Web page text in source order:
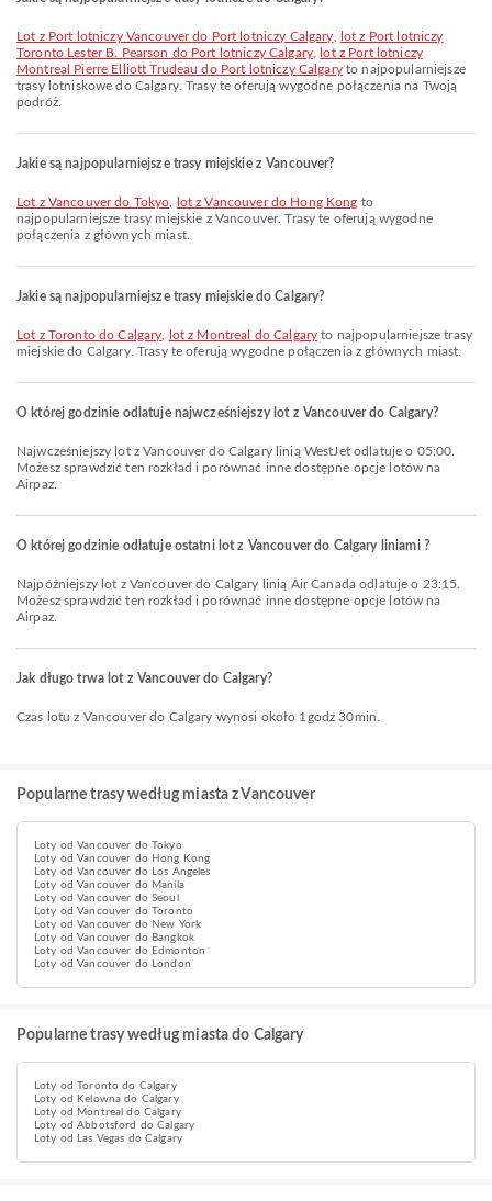
lot z Port lotniczy Vancouver do Port lotniczy Calgary
lot z Port lotniczy
Toronto Lester B. Pearson do Port lotniczy Calgary
lot z Port lotniczy
Montreal Pierre Elliott Trudeau do Port lotniczy Calgaryto najpopularniejsze
trasy lotniskowe do Calgary. Trasy te oferują wygodne połączenia na Twoją
podróż.
Jakie są najpopularniejsze trasy miejskie z Vancouver?
lot z Vancouver do Tokyo lot z Vancouver do Hong Kong to
najpopularniejsze trasy miejskie z Vancouver. Trasy te oferują wygodne
połączenia z głównych miast.
Jakie są najpopularniejsze trasy miejskie do Calgary?
lot z Toronto do Calgary lot z Montreal do Calgary to najpopularniejsze trasy
miejskie do Calgary. Trasy te oferują wygodne połączenia z głównych miast.
O której godzinie odlatuje najwcześniejszy lot z Vancouver do Calgary?
Najwcześniejszy lot z Vancouver do Calgary linią WestJet odlatuje o 05:00.
Możesz sprawdzić ten rozkład i porównać inne dostępne opcje lotów na
Airpaz.
O której godzinie odlatuje ostatni lot z Vancouver do Calgary liniami ?
Najpóźniejszy lot z Vancouver do Calgary linią Air Canada odlatuje o 23:15.
Możesz sprawdzić ten rozkład i porównać inne dostępne opcje lotów na
Airpaz.
Jak długo trwa lot z Vancouver do Calgary?
Czas lotu z Vancouver do Calgary wynosi około 1godz 30min.
Popularne trasy według miasta z Vancouver
Loty od Vancouver do Tokyo
Loty od Vancouver do Hong Kong
Loty od Vancouver do Los Angeles
Loty od Vancouver do Manila
Loty od Vancouver do Seoul
Loty od Vancouver do Toronto
Loty od Vancouver do New York
Loty od Vancouver do Bangkok
Loty od Vancouver do Edmonton
Loty od Vancouver do London
Popularne trasy według miasta do Calgary
Loty od Toronto do Calgary
Loty od Kelowna do Calgary
Loty od Montreal do Calgary
Loty od Abbotsford do Calgary
Loty od Las Vegas do Calgary